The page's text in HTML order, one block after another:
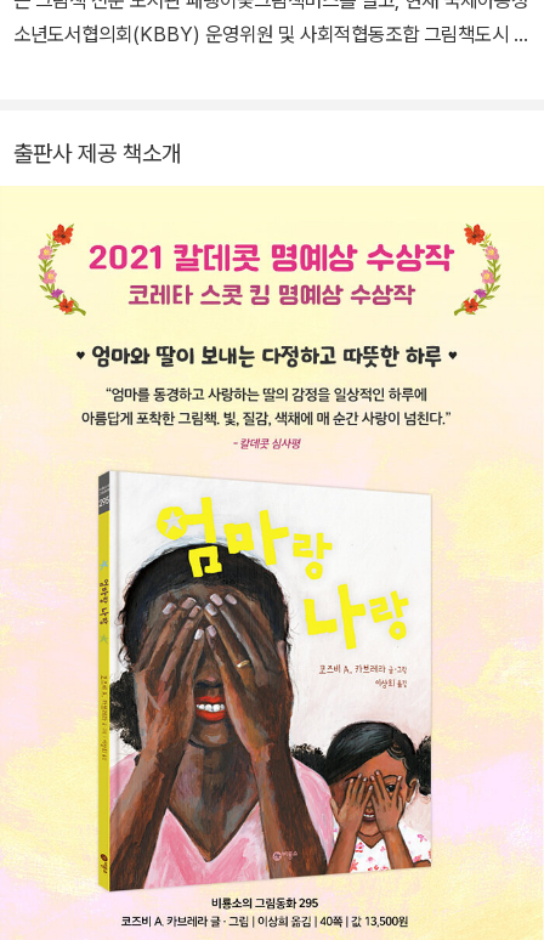
소년도서협의회(KBBY) 운영위원 및 사회적협동조합 그림책도시 상
리는 날의 기적》을 비롯한 샘 어셔의 《기적》 그림책 시리즈 등 그림
출판사 제공 책소개